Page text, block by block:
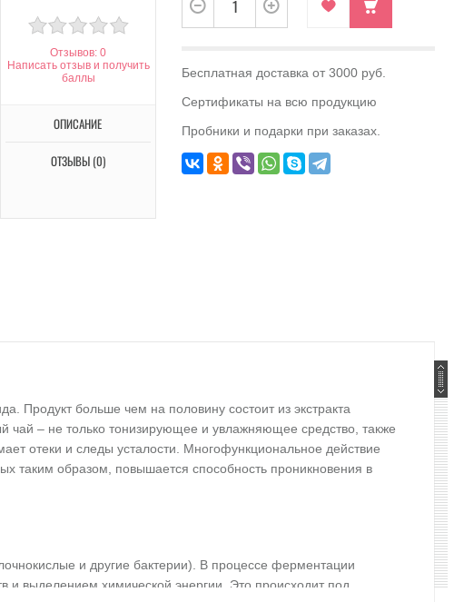
Отзывов: 0
Написать отзыв и получить
баллы
ОПИСАНИЕ
ОТЗЫВЫ (0)
Бесплатная доставка от 3000 руб.
Сертификаты на всю продукцию
Пробники и подарки при заказах.
Продукт больше чем на половину состоит из экстракта
чай – не только тонизирующее и увлажняющее средство, также
отеки и следы усталости. Многофункциональное действие
таким образом, повышается способность проникновения в
и другие бактерии). В процессе ферментации
и выделением химической энергии. Это происходит под